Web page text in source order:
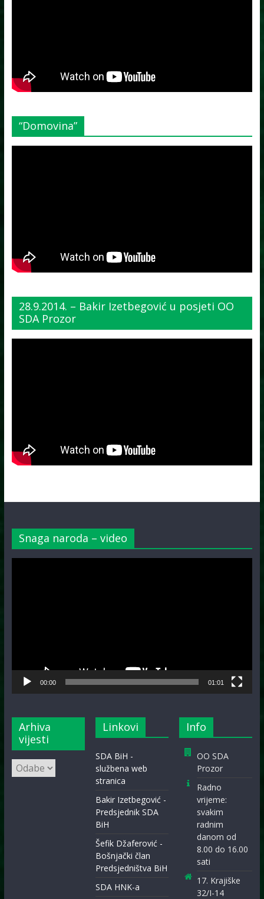
“Domovina”
28.9.2014. – Bakir Izetbegović u posjeti OO
SDA Prozor
Snaga naroda – video
00:00 01:01
Arhiva
vijesti
Arhiva
vijesti
Linkovi
SDA BiH -
službena web
stranica
Bakir Izetbegović -
Predsjednik SDA
BiH
Šefik Džaferović -
Bošnjački član
Predsjedništva BiH
SDA HNK-a
Info
OO SDA
Prozor
Radno
vrijeme:
svakim
radnim
danom od
8.00 do 16.00
sati
17. Krajiške
32/I-14